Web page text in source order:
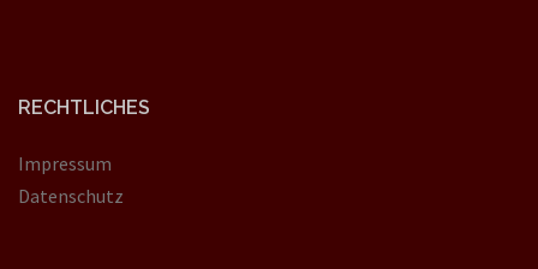
RECHTLICHES
Impressum
Datenschutz